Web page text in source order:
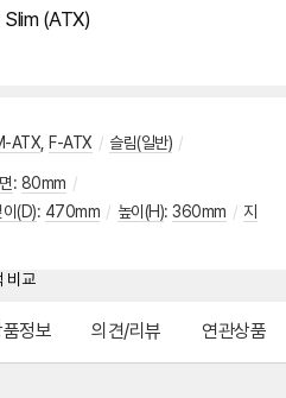
Slim (ATX)
ATX F-ATX / 슬림(일반) /
: 80mm /
이(D): 470mm / 높이(H): 360mm / 지
정보 의견/리뷰 연관상품